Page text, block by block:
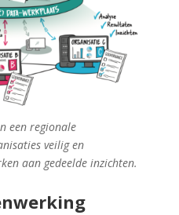
een regionale
veilig en
aan gedeelde inzichten.